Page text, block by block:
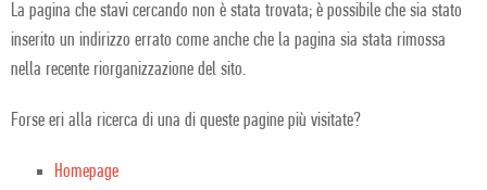
La pagina che stavi cercando non è stata trovata; è possibile che sia stato
inserito un indirizzo errato come anche che la pagina sia stata rimossa
nella recente riorganizzazione del sito.
Forse eri alla ricerca di una di queste pagine più visitate?
Homepage